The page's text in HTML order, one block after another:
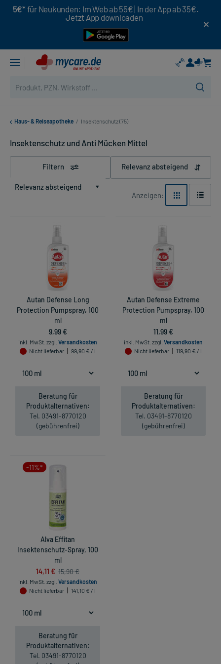
5€* für Neukunden: Im Web ab 55€ | In der App ab 35€.
Jetzt App downloaden
Haus- & Reiseapotheke / Insektenschutz (75)
Insektenschutz und Anti Mücken Mittel
Filtern Relevanz absteigend
Relevanz absteigend
Anzeigen:
Autan Defense Long
Protection Pumpspray, 100
ml
9,99 €
inkl. MwSt. zzgl. Versandkosten
Nicht lieferbar
99,90 € / l
Beratung für
Produktalternativen:
Tel. 03491-8770120
(gebührenfrei)
Autan Defense Extreme
Protection Pumpspray, 100
ml
11,99 €
inkl. MwSt. zzgl. Versandkosten
Nicht lieferbar
119,90 € / l
Beratung für
Produktalternativen:
Tel. 03491-8770120
(gebührenfrei)
-11%*
Alva Effitan
Insektenschutz-Spray, 100
ml
14,11 € 15,90 €
inkl. MwSt. zzgl. Versandkosten
Nicht lieferbar
141,10 € / l
Beratung für
Produktalternativen:
Tel. 03491-8770120